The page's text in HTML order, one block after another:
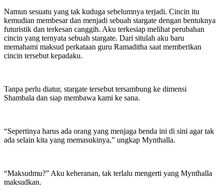
Namun sesuatu yang tak kuduga sebelumnya terjadi. Cincin itu
kemudian membesar dan menjadi sebuah stargate dengan bentuknya
futuristik dan terkesan canggih. Aku terkesiap melihat perubahan
cincin yang ternyata sebuah stargate. Dari situlah aku baru
memahami maksud perkataan guru Ramaditha saat memberikan
cincin tersebut kepadaku.
Tanpa perlu diatur, stargate tersebut tersambung ke dimensi
Shambala dan siap membawa kami ke sana.
“Sepertinya harus ada orang yang menjaga benda ini di sini agar tak
ada selain kita yang memasukinya,” ungkap Mynthalla.
“Maksudmu?” Aku keheranan, tak terlalu mengerti yang Mynthalla
maksudkan.